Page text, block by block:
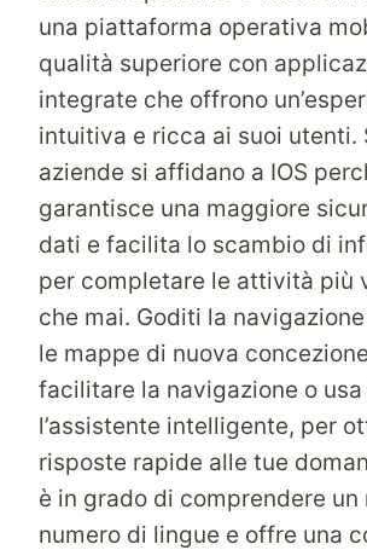
una piattaforma operativa
qualità superiore con
integrate che offrono
intuitiva e ricca ai suoi utenti.
aziende si affidano a IOS
garantisce una maggiore
dati e facilita lo scambio di
per completare le attività più
che mai. Goditi la
le mappe di nuova
facilitare la navigazione o usa
l’assistente intelligente, per
risposte rapide alle tue
è in grado di comprendere un
numero di lingue e offre una